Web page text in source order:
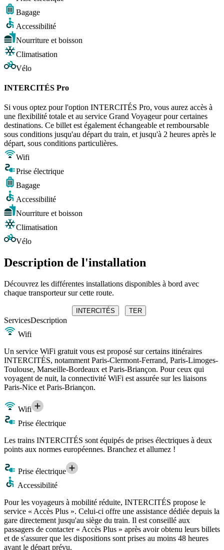
Bagage
Accessibilité
Nourriture et boisson
Climatisation
Vélo
INTERCITÉS Pro
Si vous optez pour l'option INTERCITÉS Pro, vous aurez accès à
une flexibilité totale et au service Grand Voyageur pour certaines
destinations. Ce billet est également échangeable et remboursable
sous conditions jusqu'au départ du train, et jusqu'à 2 heures après le
départ, sous conditions particulières.
Wifi
Prise électrique
Bagage
Accessibilité
Nourriture et boisson
Climatisation
Vélo
Description de l'installation
Découvrez les différentes installations disponibles à bord avec
chaque transporteur sur cette route.
INTERCITÉS TER
ServicesDescription
Wifi
Un service WiFi gratuit vous est proposé sur certains itinéraires
INTERCITÉS, notamment Paris-Clermont-Ferrand, Paris-Limoges-
Toulouse, Marseille-Bordeaux et Paris-Briançon. Pour ceux qui
voyagent de nuit, la connectivité WiFi est assurée sur les liaisons
Paris-Nice et Paris-Briançon.
Wifi
Prise électrique
Les trains INTERCITÉS sont équipés de prises électriques à deux
points aux normes européennes. Branchez et allumez !
Prise électrique
Accessibilité
Pour les voyageurs à mobilité réduite, INTERCITÉS propose le
service « Accès Plus ». Celui-ci offre une assistance dédiée depuis la
gare directement jusqu'au siège du train. Il est conseillé aux
passagers de contacter « Accès Plus » après avoir obtenu leurs billets
et de s'assurer que les dispositions sont prises au moins 48 heures
avant le départ prévu.